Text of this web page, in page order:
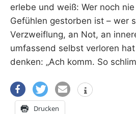
erlebe und weiß: Wer noch
Gefühlen gestorben ist – wer
Verzweiflung, an Not, an
umfassend selbst verloren
denken: „Ach komm. So
Drucken